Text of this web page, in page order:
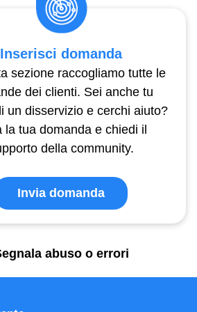
Inserisci domanda
sezione raccogliamo tutte le
dei clienti. Sei anche tu
un disservizio e cerchi aiuto?
la tua domanda e chiedi il
della community.
Invia domanda
abuso o errori